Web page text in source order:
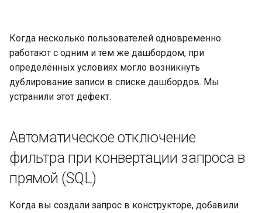
Когда несколько пользователей одновременно
работают с одним и тем же дашбордом, при
определённых условиях могло возникнуть
дублирование записи в списке дашбордов. Мы
устранили этот дефект.
Автоматическое отключение
фильтра при конвертации запроса в
прямой (SQL)
Когда вы создали запрос в конструкторе, добавили